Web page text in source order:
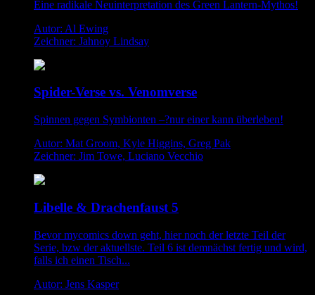
Eine radikale Neuinterpretation des Green Lantern-Mythos!
Autor: Al Ewing
Zeichner: Jahnoy Lindsay
Spider-Verse vs. Venomverse
Spinnen gegen Symbionten –?nur einer kann überleben!
Autor: Mat Groom, Kyle Higgins, Greg Pak
Zeichner: Jim Towe, Luciano Vecchio
Libelle & Drachenfaust 5
Bevor mycomics down geht, hier noch der letzte Teil der
Serie, bzw der aktuellste. Teil 6 ist demnächst fertig und wird,
falls ich einen Tisch...
Autor: Jens Kasper